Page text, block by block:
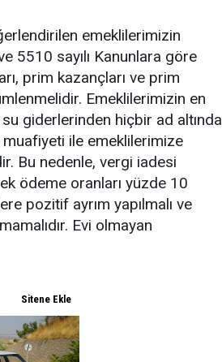
emeklilerimizin
5510 sayılı Kanunlara göre
prim kazançları ve prim
Emeklilerimizin en
giderlerinden hiçbir ad altında
muafiyeti ile emeklilerimize
Bu nedenle, vergi iadesi
ödeme oranları yüzde 10
pozitif ayrım yapılmalı ve
Evi olmayan